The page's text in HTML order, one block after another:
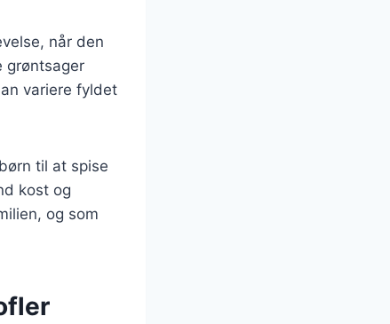
når den
grøntsager
variere fyldet
til at spise
kost og
og som